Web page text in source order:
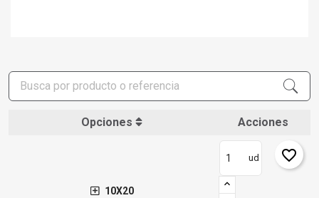
Opciones Acciones
10X20
ud favorite_border